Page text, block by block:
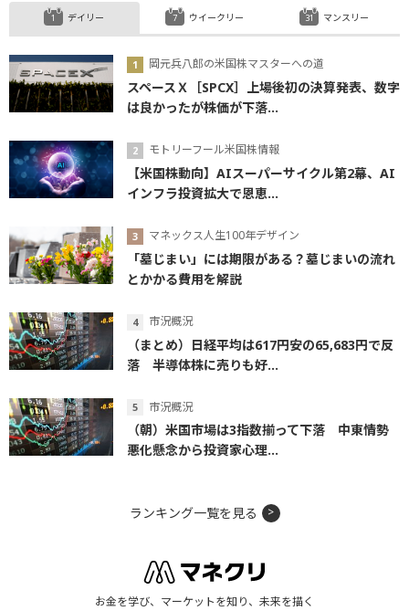
デイリー
岡元兵八郎の米国株マスターへの道
スペースＸ［SPCX］上場後初の決算発表、数字
は良かったが株価が下落...
モトリーフール米国株情報
【米国株動向】AIスーパーサイクル第2幕、AI
インフラ投資拡大で恩恵...
マネックス人生100年デザイン
「墓じまい」には期限がある？墓じまいの流れ
とかかる費用を解説
市況概況
（まとめ）日経平均は617円安の65,683円で反
落 半導体株に売りも好...
市況概況
（朝）米国市場は3指数揃って下落 中東情勢
悪化懸念から投資家心理...
ウイークリー マンスリー
ランキング一覧を見る
お金を学び、マーケットを知り、未来を描く